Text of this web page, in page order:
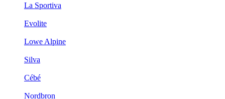
La Sportiva
Evolite
Lowe Alpine
Silva
Cébé
Nordbron